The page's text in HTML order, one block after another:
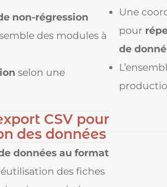
non-régression
des modules à
selon une
Une
pour
de
CSV pour
des données
données au format
des fiches